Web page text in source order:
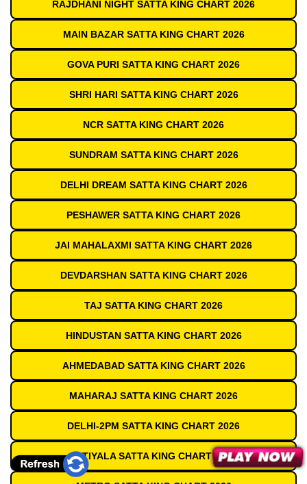
RAJDHANI NIGHT SATTA KING CHART 2026
MAIN BAZAR SATTA KING CHART 2026
GOVA PURI SATTA KING CHART 2026
SHRI HARI SATTA KING CHART 2026
NCR SATTA KING CHART 2026
SUNDRAM SATTA KING CHART 2026
DELHI DREAM SATTA KING CHART 2026
PESHAWER SATTA KING CHART 2026
JAI MAHALAXMI SATTA KING CHART 2026
DEVDARSHAN SATTA KING CHART 2026
TAJ SATTA KING CHART 2026
HINDUSTAN SATTA KING CHART 2026
AHMEDABAD SATTA KING CHART 2026
MAHARAJ SATTA KING CHART 2026
DELHI-2PM SATTA KING CHART 2026
PATIYALA SATTA KING CHART 2026